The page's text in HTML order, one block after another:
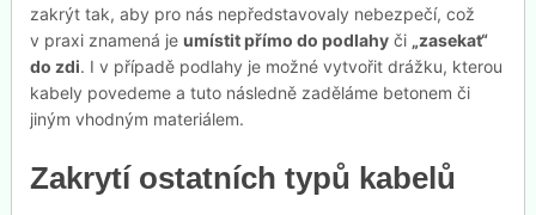
zakrýt tak, aby pro nás nepředstavovaly nebezpečí, což
v praxi znamená je umístit přímo do podlahyči „zasekat“
do zdi. I v případě podlahy je možné vytvořit drážku, kterou
kabely povedeme a tuto následně zaděláme betonem či
jiným vhodným materiálem.
Zakrytí ostatních typů kabelů